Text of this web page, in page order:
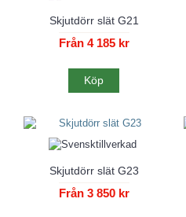
Skjutdörr slät G21
Från 4 185 kr
Köp
Skjutdörr slät G23
Från 3 850 kr